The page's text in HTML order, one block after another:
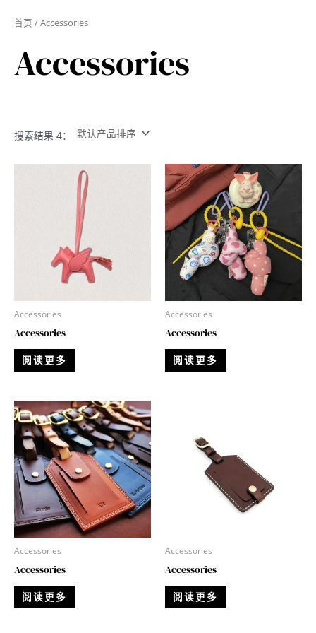
首页 / Accessories
Accessories
搜索结果 4：
Accessories
Accessories
阅读更多
Accessories
Accessories
阅读更多
Accessories
Accessories
阅读更多
Accessories
Accessories
阅读更多